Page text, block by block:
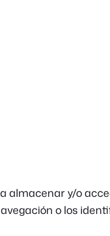
y/o
o los